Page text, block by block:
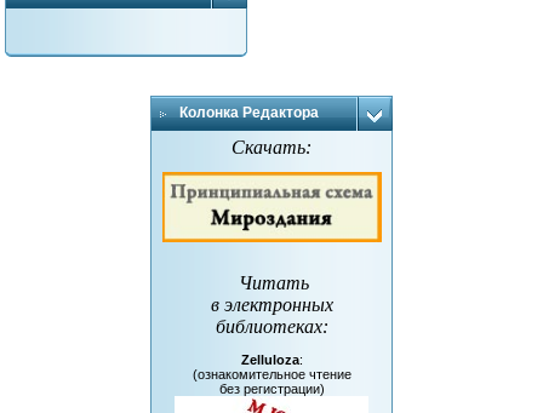
Колонка Редактора
Скачать:
Читать
в электронных
библиотеках:
Zelluloza:
(ознакомительное чтение
без регистрации)